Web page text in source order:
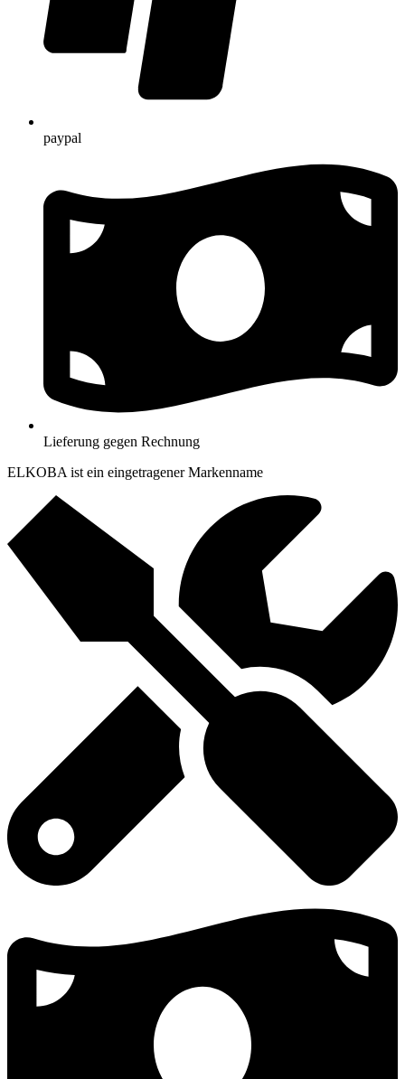
paypal
Lieferung gegen Rechnung
ELKOBA ist ein eingetragener Markenname